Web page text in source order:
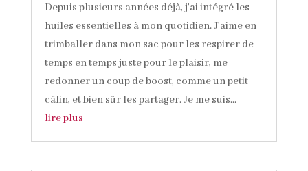
Depuis plusieurs années déjà, j'ai intégré les
huiles essentielles à mon quotidien. J'aime en
trimballer dans mon sac pour les respirer de
temps en temps juste pour le plaisir, me
redonner un coup de boost, comme un petit
câlin, et bien sûr les partager. Je me suis...
lire plus